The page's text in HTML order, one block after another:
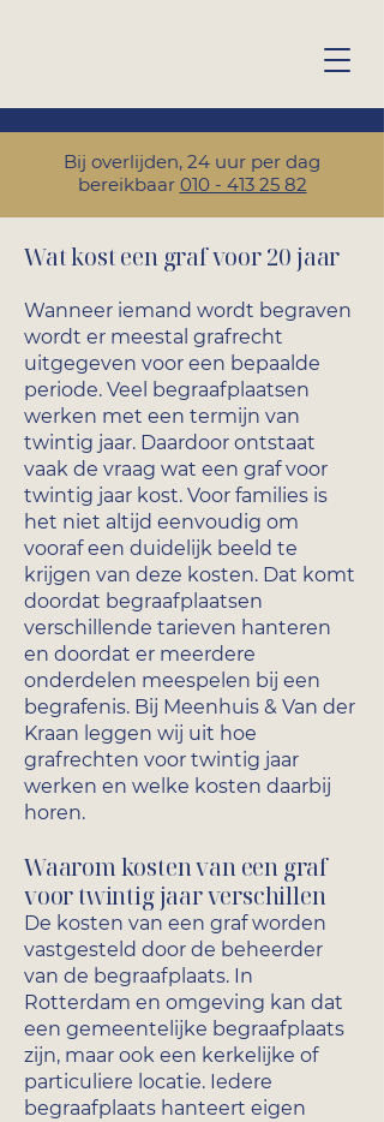
Bij overlijden, 24 uur per dag
bereikbaar 010 - 413 25 82
Wat kost een graf voor 20 jaar
Wanneer iemand wordt begraven
wordt er meestal grafrecht
uitgegeven voor een bepaalde
periode. Veel begraafplaatsen
werken met een termijn van
twintig jaar. Daardoor ontstaat
vaak de vraag wat een graf voor
twintig jaar kost. Voor families is
het niet altijd eenvoudig om
vooraf een duidelijk beeld te
krijgen van deze kosten. Dat komt
doordat begraafplaatsen
verschillende tarieven hanteren
en doordat er meerdere
onderdelen meespelen bij een
begrafenis. Bij Meenhuis & Van der
Kraan leggen wij uit hoe
grafrechten voor twintig jaar
werken en welke kosten daarbij
horen.
Waarom kosten van een graf
voor twintig jaar verschillen
De kosten van een graf worden
vastgesteld door de beheerder
van de begraafplaats. In
Rotterdam en omgeving kan dat
een gemeentelijke begraafplaats
zijn, maar ook een kerkelijke of
particuliere locatie. Iedere
begraafplaats hanteert eigen